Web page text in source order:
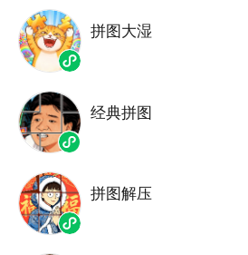
拼图大湿
经典拼图
拼图解压